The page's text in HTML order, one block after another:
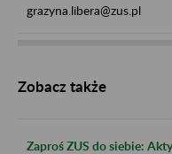
grazyna.libera@zus.pl
Zobacz także
Zaproś ZUS do siebie: